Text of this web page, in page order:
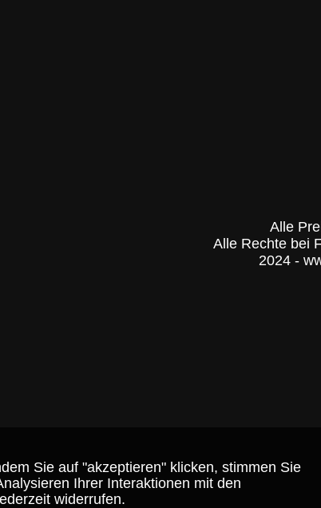
Sie auf "akzeptieren" klicken, stimmen Sie
Ihrer Interaktionen mit den
widerrufen.
Alle
Alle Rechte bei
2024 -